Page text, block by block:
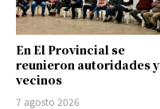
En El Provincial se
reunieron autoridades y
vecinos
7 agosto 2026